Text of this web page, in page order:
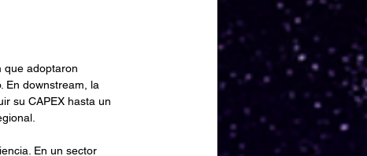
que adoptaron
En downstream, la
su CAPEX hasta un
En un sector